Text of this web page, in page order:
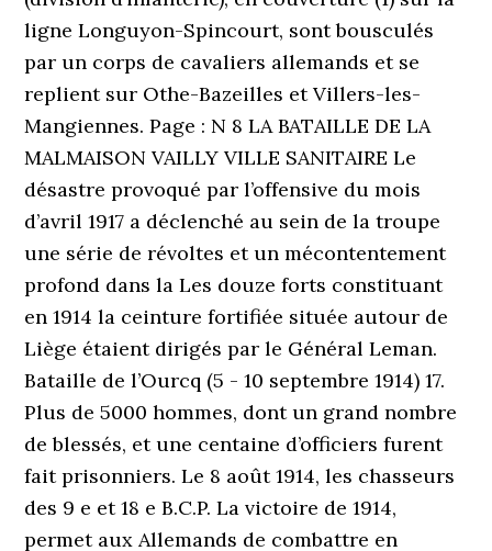
ligne Longuyon-Spincourt, sont bousculés
par un corps de cavaliers allemands et se
replient sur Othe-Bazeilles et Villers-les-
Mangiennes. Page : N 8 LA BATAILLE DE LA
MALMAISON VAILLY VILLE SANITAIRE Le
désastre provoqué par l’offensive du mois
d’avril 1917 a déclenché au sein de la troupe
une série de révoltes et un mécontentement
profond dans la Les douze forts constituant
en 1914 la ceinture fortifiée située autour de
Liège étaient dirigés par le Général Leman.
Bataille de l’Ourcq (5 - 10 septembre 1914) 17.
Plus de 5000 hommes, dont un grand nombre
de blessés, et une centaine d’officiers furent
fait prisonniers. Le 8 août 1914, les chasseurs
des 9 e et 18 e B.C.P. La victoire de 1914,
permet aux Allemands de combattre en